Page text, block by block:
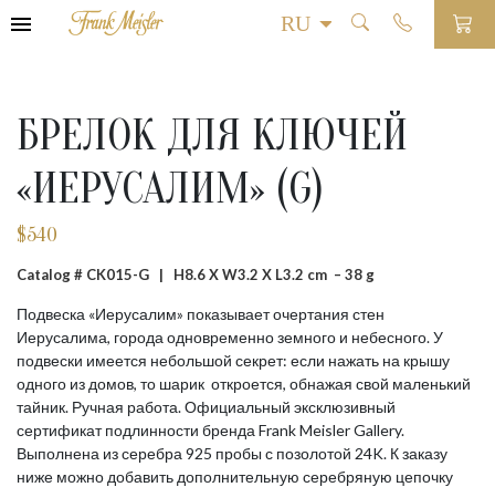
БРЕЛОК ДЛЯ КЛЮЧЕЙ
«ИЕРУСАЛИМ» (G)
$540
Catalog # CK015-G | H8.6 X W3.2 X L3.2 cm – 38 g
Подвеска «Иерусалим» показывает очертания стен
Иерусалима, города одновременно земного и небесного. У
подвески имеется небольшой секрет: если нажать на крышу
одного из домов, то шарик откроется, обнажая свой маленький
тайник. Ручная работа. Официальный эксклюзивный
сертификат подлинности бренда Frank Meisler Gallery.
Выполнена из серебра 925 пробы с позолотой 24K. К заказу
ниже можно добавить дополнительную серебряную цепочку